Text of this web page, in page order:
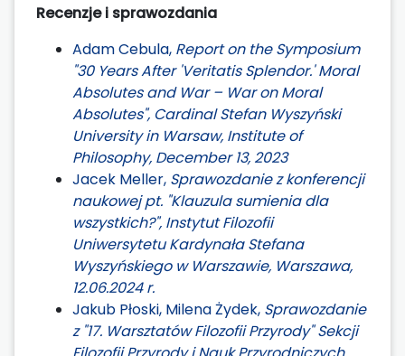
Recenzje i sprawozdania
Adam Cebula, Report on the Symposium
"30 Years After 'Veritatis Splendor.' Moral
Absolutes and War – War on Moral
Absolutes", Cardinal Stefan Wyszyński
University in Warsaw, Institute of
Philosophy, December 13, 2023
Jacek Meller, Sprawozdanie z konferencji
naukowej pt. "Klauzula sumienia dla
wszystkich?", Instytut Filozofii
Uniwersytetu Kardynała Stefana
Wyszyńskiego w Warszawie, Warszawa,
12.06.2024 r.
Jakub Płoski, Milena Żydek, Sprawozdanie
z "17. Warsztatów Filozofii Przyrody" Sekcji